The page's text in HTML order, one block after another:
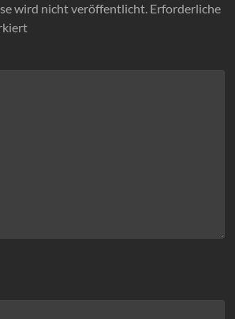
wird nicht veröffentlicht. Erforderliche